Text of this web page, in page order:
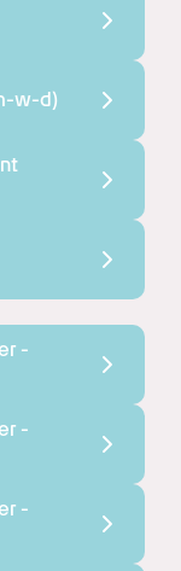
w-d)
-
-
-